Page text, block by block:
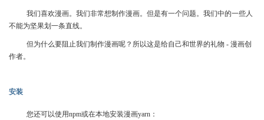
我们喜欢漫画。我们非常想制作漫画。但是有一个问题。我们中的一些人
不能为坚果划一条直线。
但为什么要阻止我们制作漫画呢？所以这是给自己和世界的礼物 - 漫画创
作者。
安装
您还可以使用npm或在本地安装漫画yarn：